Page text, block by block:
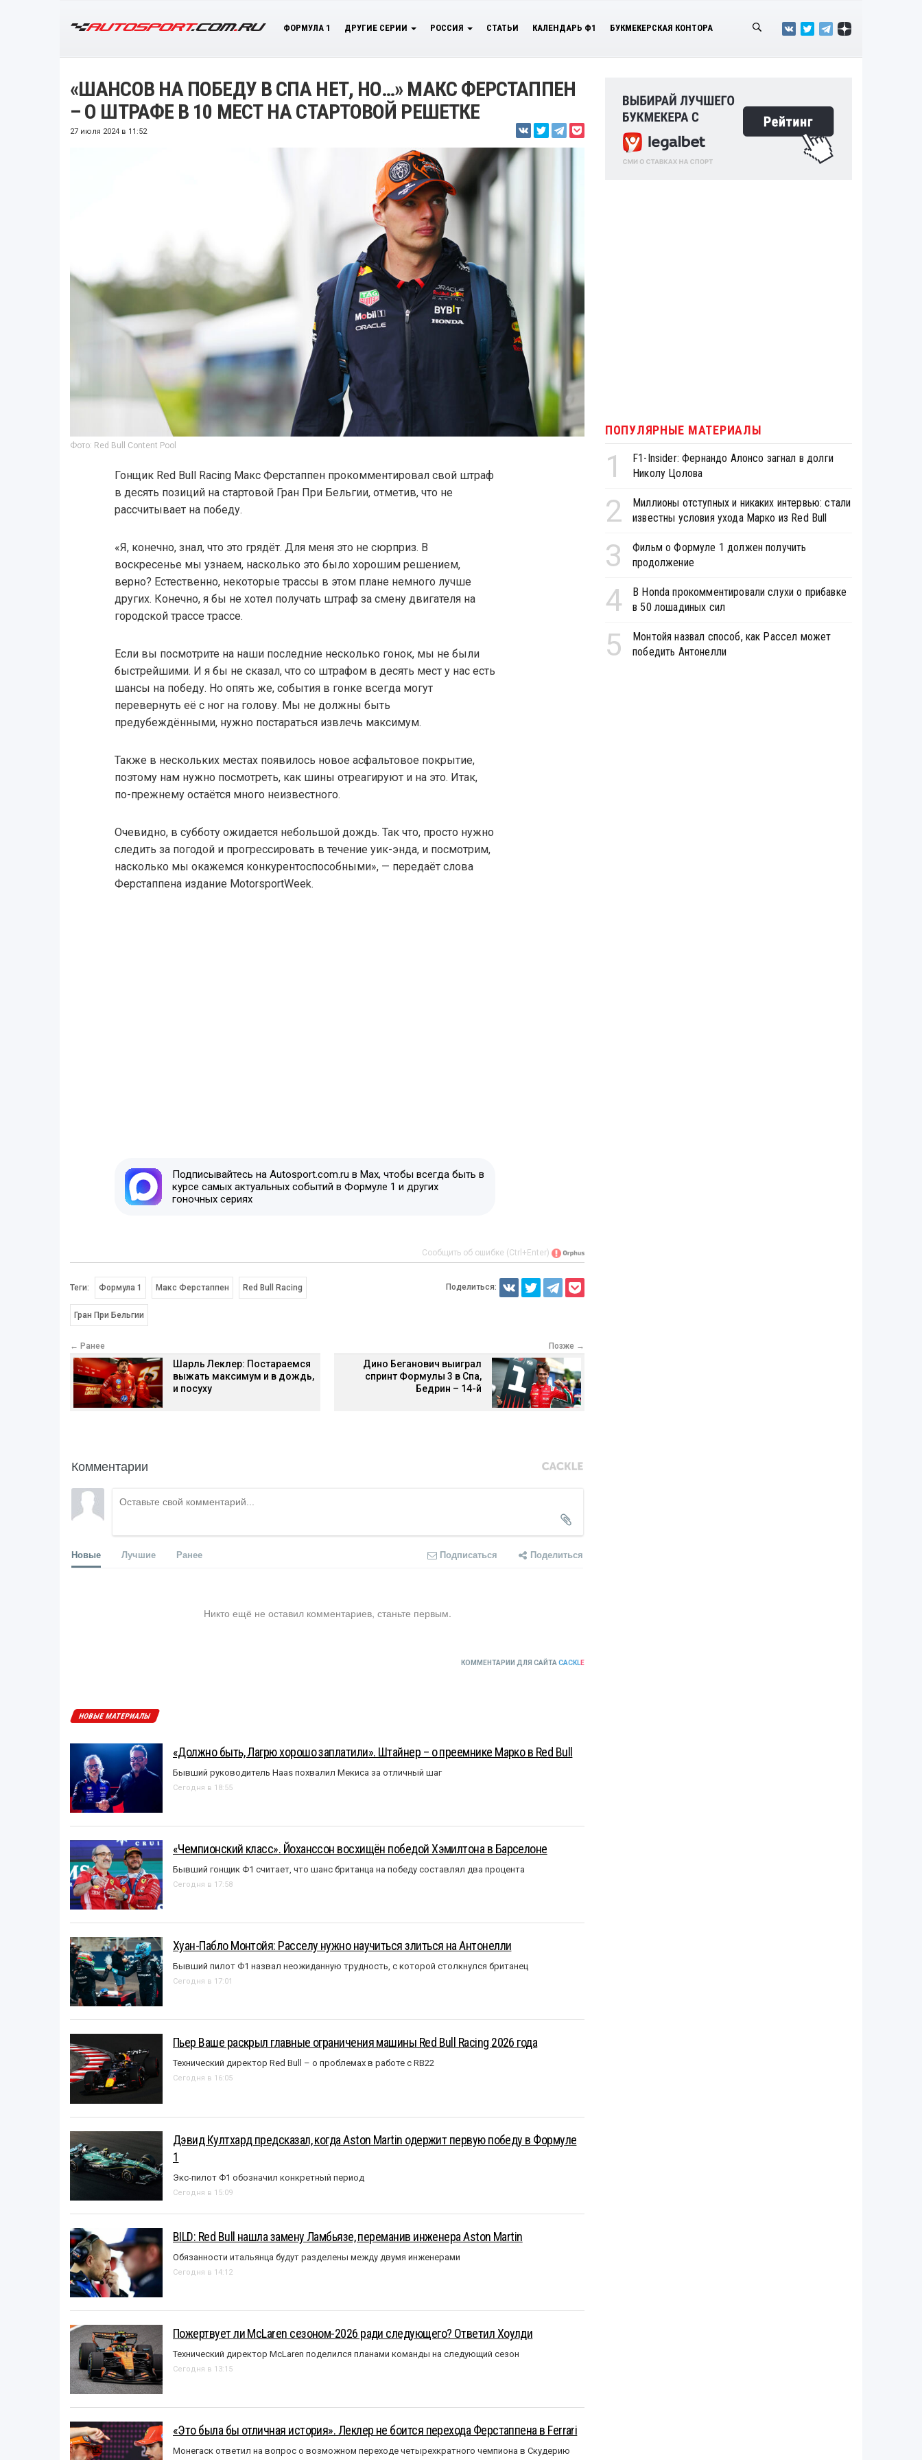
ФОРМУЛА 1 ДРУГИЕ СЕРИИ РОССИЯ СТАТЬИ КАЛЕНДАРЬ Ф1 БУКМЕКЕРСКАЯ КОНТОРА
«ШАНСОВ НА ПОБЕДУ В СПА НЕТ, НО…» МАКС ФЕРСТАППЕН
– О ШТРАФЕ В 10 МЕСТ НА СТАРТОВОЙ РЕШЕТКЕ
27 июля 2024 в 11:52
Фото: Red Bull Content Pool
Гонщик Red Bull Racing Макс Ферстаппен прокомментировал свой штраф
в десять позиций на стартовой Гран При Бельгии, отметив, что не
рассчитывает на победу.
«Я, конечно, знал, что это грядёт. Для меня это не сюрприз. В
воскресенье мы узнаем, насколько это было хорошим решением,
верно? Естественно, некоторые трассы в этом плане немного лучше
других. Конечно, я бы не хотел получать штраф за смену двигателя на
городской трассе трассе.
Если вы посмотрите на наши последние несколько гонок, мы не были
быстрейшими. И я бы не сказал, что со штрафом в десять мест у нас есть
шансы на победу. Но опять же, события в гонке всегда могут
перевернуть её с ног на голову. Мы не должны быть
предубеждëнными, нужно постараться извлечь максимум.
Также в нескольких местах появилось новое асфальтовое покрытие,
поэтому нам нужно посмотреть, как шины отреагируют и на это. Итак,
по-прежнему остаётся много неизвестного.
Очевидно, в субботу ожидается небольшой дождь. Так что, просто нужно
следить за погодой и прогрессировать в течение уик-энда, и посмотрим,
насколько мы окажемся конкурентоспособными», — передаёт слова
Ферстаппена издание MotorsportWeek.
Подписывайтесь на Autosport.com.ru в Max, чтобы всегда быть в
курсе самых актуальных событий в Формуле 1 и других
гоночных сериях
Сообщить об ошибке (Ctrl+Enter)
Теги: Формула 1 Макс Ферстаппен Red Bull Racing
Гран При Бельгии
Поделиться:
← Ранее
Шарль Леклер: Постараемся
выжать максимум и в дождь,
и посуху
Позже →
Дино Беганович выиграл
спринт Формулы 3 в Спа,
Бедрин – 14-й
Комментарии
Новые Лучшие Ранее Подписаться Поделиться
Никто ещё не оставил комментариев, станьте первым.
КОММЕНТАРИИ ДЛЯ САЙТА CACKLE
НОВЫЕ МАТЕРИАЛЫ
«Должно быть, Лагрю хорошо заплатили». Штайнер – о преемнике Марко в Red Bull
Бывший руководитель Haas похвалил Мекиса за отличный шаг
Сегодня в 18:55
«Чемпионский класс». Йоханссон восхищён победой Хэмилтона в Барселоне
Бывший гонщик Ф1 считает, что шанс британца на победу составлял два процента
Сегодня в 17:58
Хуан-Пабло Монтойя: Расселу нужно научиться злиться на Антонелли
Бывший пилот Ф1 назвал неожиданную трудность, с которой столкнулся британец
Сегодня в 17:01
Пьер Ваше раскрыл главные ограничения машины Red Bull Racing 2026 года
Технический директор Red Bull – о проблемах в работе с RB22
Сегодня в 16:05
Дэвид Култхард предсказал, когда Aston Martin одержит первую победу в Формуле
1
Экс-пилот Ф1 обозначил конкретный период
Сегодня в 15:09
BILD: Red Bull нашла замену Ламбьязе, переманив инженера Aston Martin
Обязанности итальянца будут разделены между двумя инженерами
Сегодня в 14:12
Пожертвует ли McLaren сезоном-2026 ради следующего? Ответил Хоулди
Технический директор McLaren поделился планами команды на следующий сезон
Сегодня в 13:15
«Это была бы отличная история». Леклер не боится перехода Ферстаппена в Ferrari
Монегаск ответил на вопрос о возможном переходе четырехкратного чемпиона в Скудерию
ПОПУЛЯРНЫЕ МАТЕРИАЛЫ
1
F1-Insider: Фернандо Алонсо загнал в долги
Николу Цолова
2
Миллионы отступных и никаких интервью: стали
известны условия ухода Марко из Red Bull
3
Фильм о Формуле 1 должен получить
продолжение
4
В Honda прокомментировали слухи о прибавке
в 50 лошадиных сил
5
Монтойя назвал способ, как Рассел может
победить Антонелли